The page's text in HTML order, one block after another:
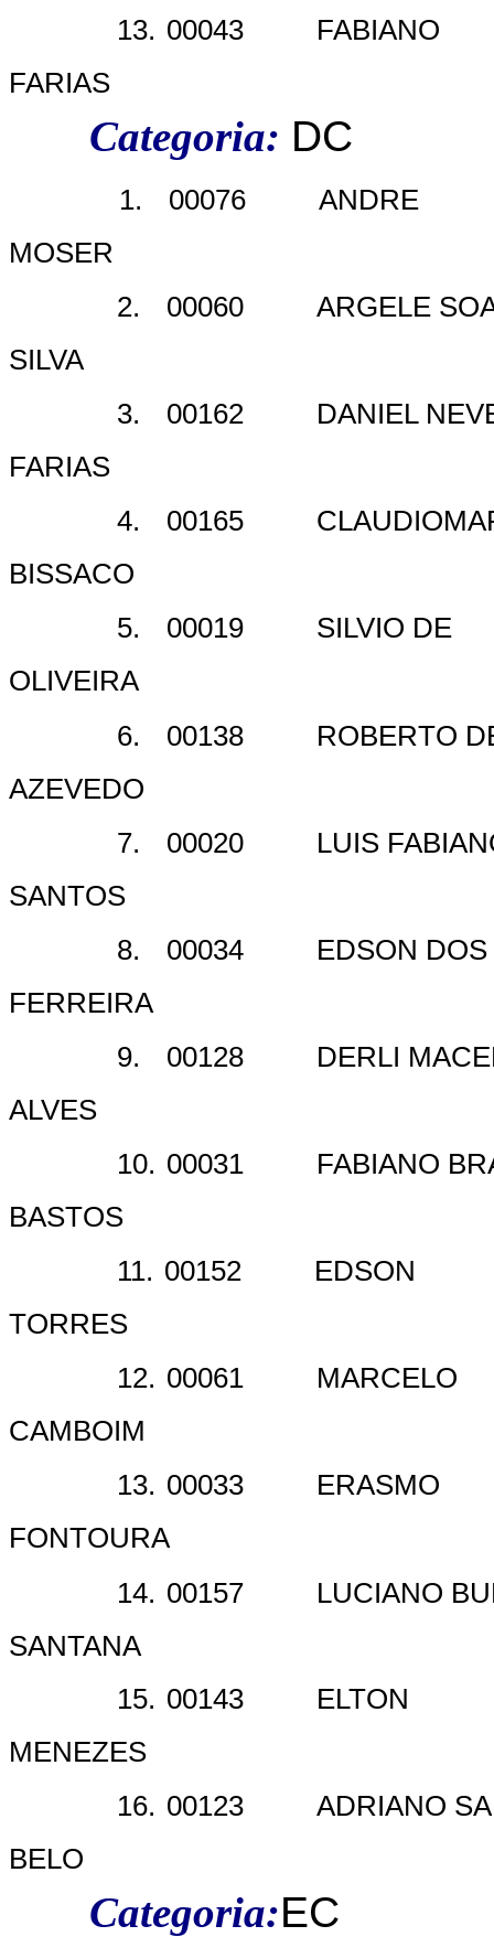
13. 00043
FABIANO
FARIAS
Categoria: DC
1. 00076
ANDRE
MOSER
2.
00060
ARGELE
SILVA
3.
00162
DANIEL
FARIAS
4.
00165
BISSACO
5.
00019
SILVIO DE
OLIVEIRA
6.
00138
ROBERTO
AZEVEDO
7.
00020
LUIS
SANTOS
8.
00034
EDSON
FERREIRA
9.
00128
DERLI
ALVES
10. 00031
FABIANO
BASTOS
11. 00152
EDSON
TORRES
12. 00061
MARCELO
CAMBOIM
13. 00033
ERASMO
FONTOURA
14. 00157
LUCIANO
SANTANA
15. 00143
ELTON
MENEZES
16. 00123
ADRIANO
BELO
Categoria:EC